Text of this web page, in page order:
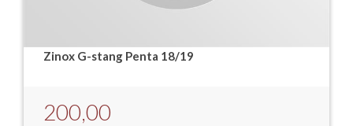
Zinox G-stang Penta 18/19
200,00